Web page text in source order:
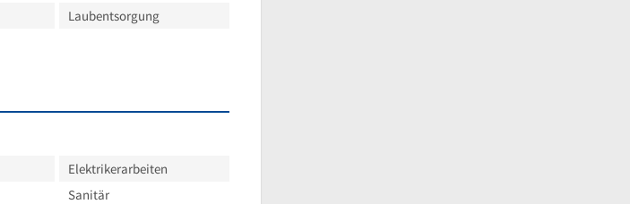
Laubentsorgung
Elektrikerarbeiten
Sanitär